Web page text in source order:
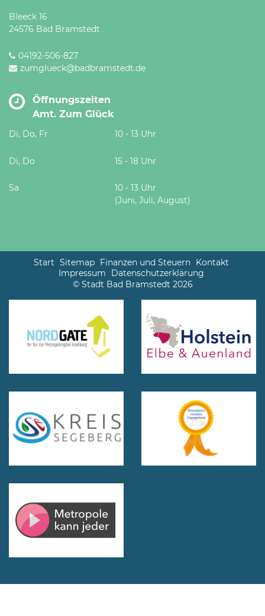
Bleeck 16
24576 Bad Bramstedt
04192-506-827
zumglueck@badbramstedt.de
Öffnungszeiten
Amt. Zum Glück
Di, Do, Fr 10 - 13 Uhr
Di, Do 15 - 18 Uhr
Sa
10 - 13 Uhr
(Juni, Juli, August)
Start Sitemap Finanzen und Steuern Kontakt
Impressum
Datenschutzerklärung
© Stadt Bad Bramstedt 2026